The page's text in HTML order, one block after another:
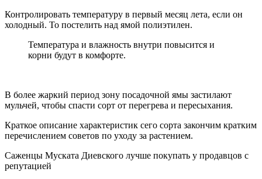
Контролировать температуру в первый месяц лета, если он
холодный. То постелить над ямой полиэтилен.
Температура и влажность внутри повысится и
корни будут в комфорте.
В более жаркий период зону посадочной ямы застилают
мульчей, чтобы спасти сорт от перегрева и пересыхания.
Краткое описание характеристик сего сорта закончим кратким
перечислением советов по уходу за растением.
Саженцы Муската Диевского лучше покупать у продавцов с
репутацией